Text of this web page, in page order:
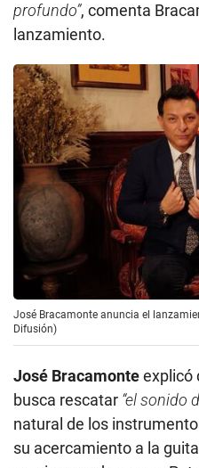
profundo”, comenta
lanzamiento.
José Bracamonte anuncia el
Difusión)
José Bracamonteexplicó
busca rescatar “el sonido
natural de los
su acercamiento a la